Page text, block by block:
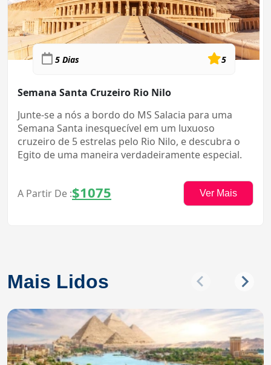
5 Dias 5
Semana Santa Cruzeiro Rio Nilo
Junte-se a nós a bordo do MS Salacia para uma
Semana Santa inesquecível em um luxuoso
cruzeiro de 5 estrelas pelo Rio Nilo, e descubra o
Egito de uma maneira verdadeiramente especial.
A Partir De :$1075 Ver Mais
Mais Lidos